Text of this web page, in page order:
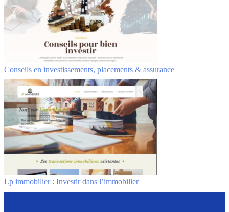
Conseils en investissements, placements & assurance
Lp immobilier : Investir dans l’immobilier